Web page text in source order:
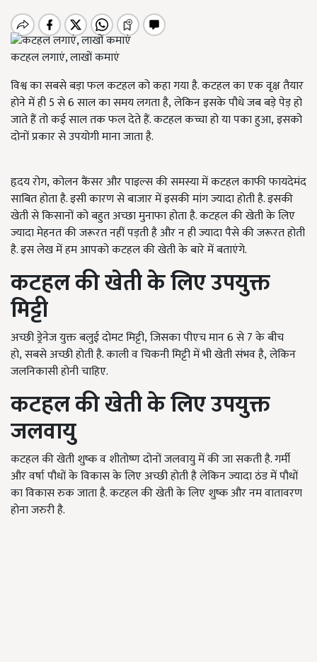
कटहल लगाएं, लाखों कमाएं
विश्व का सबसे बड़ा फल कटहल को कहा गया है. कटहल का एक वृक्ष तैयार
होने में ही 5 से 6 साल का समय लगता है, लेकिन इसके पौधे जब बड़े पेड़ हो
जाते हैं तो कई साल तक फल देते हैं. कटहल कच्चा हो या पका हुआ, इसको
दोनों प्रकार से उपयोगी माना जाता है.
हृदय रोग, कोलन कैंसर और पाइल्स की समस्या में कटहल काफी फायदेमंद
साबित होता है. इसी कारण से बाजार में इसकी मांग ज्यादा होती है. इसकी
खेती से किसानों को बहुत अच्छा मुनाफा होता है. कटहल की खेती के लिए
ज्यादा मेहनत की जरूरत नहीं पड़ती है और न ही ज्यादा पैसे की जरूरत होती
है. इस लेख में हम आपको कटहल की खेती के बारे में बताएंगे.
कटहल की खेती के लिए उपयुक्त
मिट्टी
अच्छी ड्रेनेज युक्त बलुई दोमट मिट्टी, जिसका पीएच मान 6 से 7 के बीच
हो, सबसे अच्छी होती है. काली व चिकनी मिट्टी में भी खेती संभव है, लेकिन
जलनिकासी होनी चाहिए.
कटहल की खेती के लिए उपयुक्त
जलवायु
कटहल की खेती शुष्क व शीतोष्ण दोनों जलवायु में की जा सकती है. गर्मी
और वर्षा पौधों के विकास के लिए अच्छी होती है लेकिन ज्यादा ठंड में पौधों
का विकास रुक जाता है. कटहल की खेती के लिए शुष्क और नम वातावरण
होना जरुरी है.